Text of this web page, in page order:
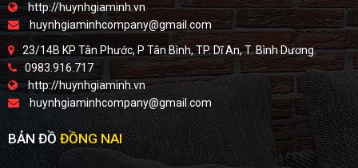
http://huynhgiaminh.vn
huynhgiaminhcompany@gmail.com
23/14B KP Tân Phước, P Tân Bình, TP. Dĩ An, T. Bình Dương.
0983.916.717
http://huynhgiaminh.vn
huynhgiaminhcompany@gmail.com
BẢN ĐỒĐỒNG NAI